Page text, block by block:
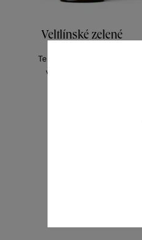
Veltlínské zelené
Terroir - toulky vinicemi
výběr z bobulí 2021